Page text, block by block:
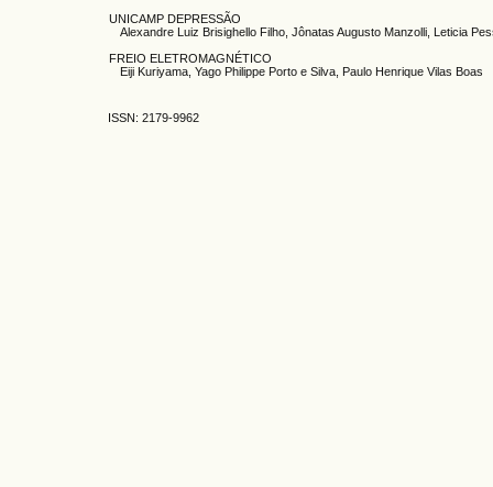
UNICAMP DEPRESSÃO
Alexandre Luiz Brisighello Filho, Jônatas Augusto Manzolli, Leticia
FREIO ELETROMAGNÉTICO
Eiji Kuriyama, Yago Philippe Porto e Silva, Paulo Henrique Vilas Boas
ISSN: 2179-9962